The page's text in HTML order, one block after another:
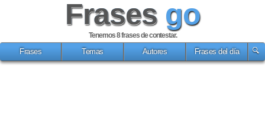
Frases go
Tenemos 8frases de contestar.
Frases
Temas Autores Frases del día